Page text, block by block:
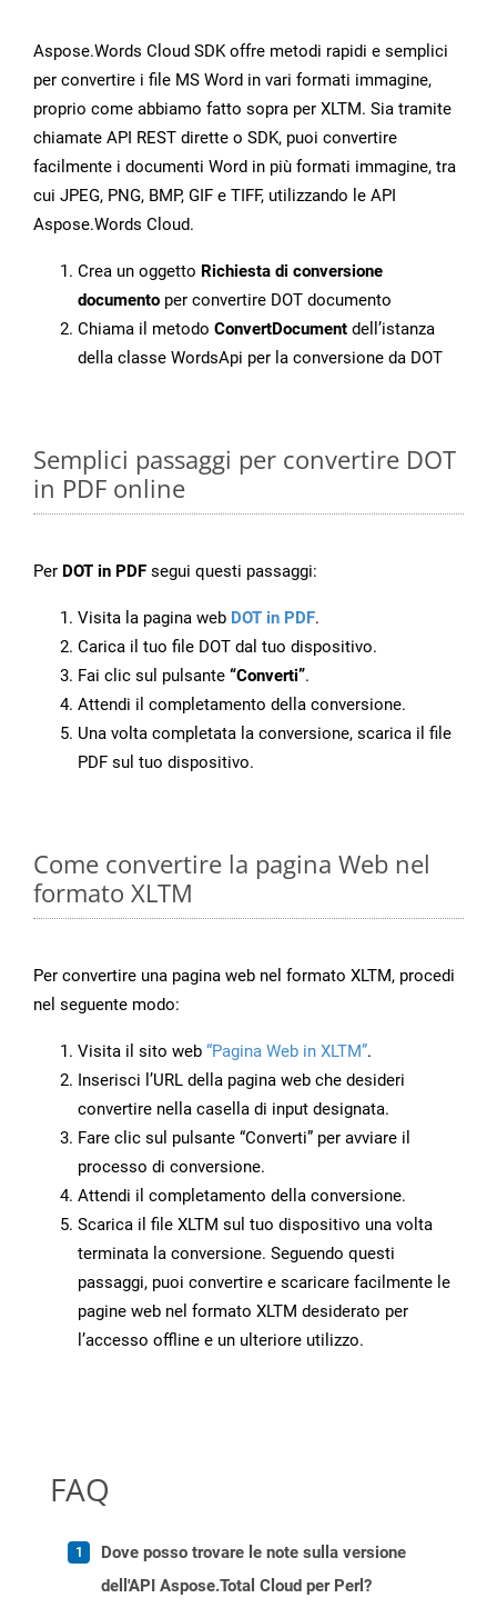
Aspose.Words Cloud SDK offre metodi rapidi e semplici
per convertire i file MS Word in vari formati immagine,
proprio come abbiamo fatto sopra per XLTM. Sia tramite
chiamate API REST dirette o SDK, puoi convertire
facilmente i documenti Word in più formati immagine, tra
cui JPEG, PNG, BMP, GIF e TIFF, utilizzando le API
Aspose.Words Cloud.
Crea un oggetto Richiesta di conversione
documento per convertire DOT documento
Chiama il metodo ConvertDocument dell’istanza
della classe WordsApi per la conversione da DOT
Semplici passaggi per convertire DOT
in PDF online
Per DOT in PDF segui questi passaggi:
Visita la pagina web DOT in PDF.
Carica il tuo file DOT dal tuo dispositivo.
Fai clic sul pulsante “Converti”.
Attendi il completamento della conversione.
Una volta completata la conversione, scarica il file
PDF sul tuo dispositivo.
Come convertire la pagina Web nel
formato XLTM
Per convertire una pagina web nel formato XLTM, procedi
nel seguente modo:
Visita il sito web “Pagina Web in XLTM”.
Inserisci l’URL della pagina web che desideri
convertire nella casella di input designata.
Fare clic sul pulsante “Converti” per avviare il
processo di conversione.
Attendi il completamento della conversione.
Scarica il file XLTM sul tuo dispositivo una volta
terminata la conversione. Seguendo questi
passaggi, puoi convertire e scaricare facilmente le
pagine web nel formato XLTM desiderato per
l’accesso offline e un ulteriore utilizzo.
FAQ
Dove posso trovare le note sulla versione
dell'API Aspose.Total Cloud per Perl?